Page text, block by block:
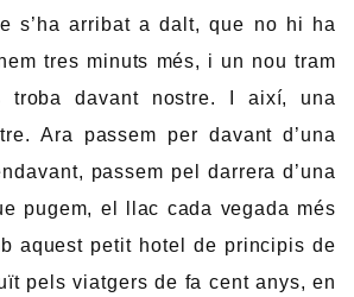
s’ha arribat a dalt, que no hi ha
tres minuts més, i un nou tram
troba davant nostre. I així, una
Ara passem per davant d’una
passem pel darrera d’una
pugem, el llac cada vegada més
aquest petit hotel de principis de
pels viatgers de fa cent anys, en